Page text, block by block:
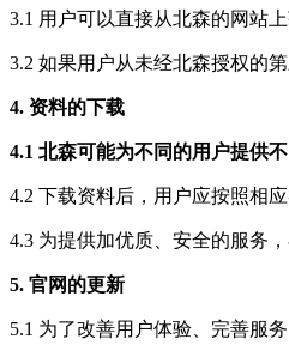
3.1 用户可以直接从北森的网站上
3.2 如果用户从未经北森授权的
4. 资料的下载
4.1 北森可能为不同的用户提供
4.2 下载资料后，用户应按照相
4.3 为提供加优质、安全的服务
5. 官网的更新
5.1 为了改善用户体验、完善服